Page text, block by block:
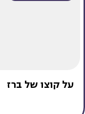
על קוצו של ברז